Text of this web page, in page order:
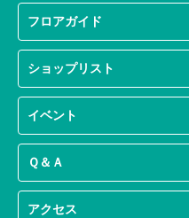
フロアガイド
ショップリスト
イベント
Ｑ＆Ａ
アクセス